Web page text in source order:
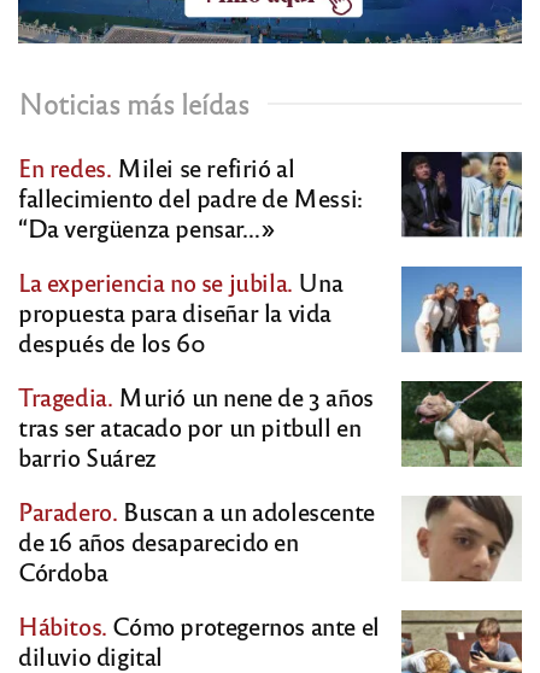
Noticias más leídas
En redes. Milei se refirió al
fallecimiento del padre de Messi:
“Da vergüenza pensar…»
La experiencia no se jubila. Una
propuesta para diseñar la vida
después de los 60
Tragedia. Murió un nene de 3 años
tras ser atacado por un pitbull en
barrio Suárez
Paradero. Buscan a un adolescente
de 16 años desaparecido en
Córdoba
Hábitos. Cómo protegernos ante el
diluvio digital